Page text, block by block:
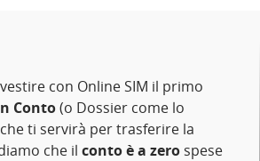
con Online SIM il primo
Conto(o Dossier come lo
ti servirà per trasferire la
che il conto è a zero spese